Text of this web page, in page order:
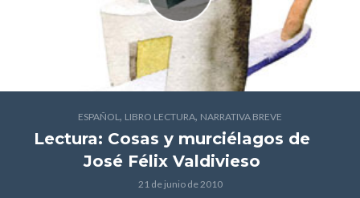
ESPAÑOL, LIBRO LECTURA, NARRATIVA BREVE
Lectura: Cosas y murciélagos de
José Félix Valdivieso
21 de junio de 2010